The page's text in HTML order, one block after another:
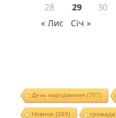
28
29 30
« Лис
Січ »
День народження(707)
Новини (299) громада